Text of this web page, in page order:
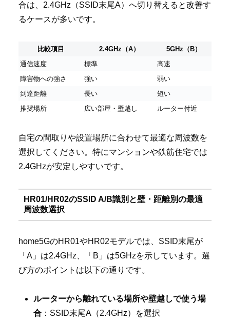
合は、2.4GHz（SSID末尾A）へ切り替えると改善す
るケースが多いです。
比較項目 2.4GHz（A）
5GHz（B）
通信速度
標準
高速
障害物への強さ
強い
弱い
到達距離
長い
短い
推奨場所
広い部屋・壁越し ルーター付近
自宅の間取りや設置場所に合わせて最適な周波数を
選択してください。特にマンションや鉄筋住宅では
2.4GHzが安定しやすいです。
HR01/HR02のSSID A/B識別と壁・距離別の最適
周波数選択
home5GのHR01やHR02モデルでは、SSID末尾が
「A」は2.4GHz、「B」は5GHzを示しています。選
び方のポイントは以下の通りです。
ルーターから離れている場所や壁越しで使う場
合 ：SSID末尾A（2.4GHz）を選択